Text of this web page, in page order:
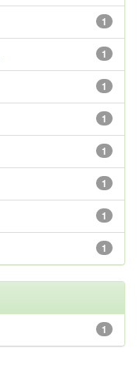
1
1
1
1
1
1
1
1
1